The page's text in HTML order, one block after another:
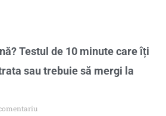
Testul de 10 minute care îți
sau trebuie să mergi la